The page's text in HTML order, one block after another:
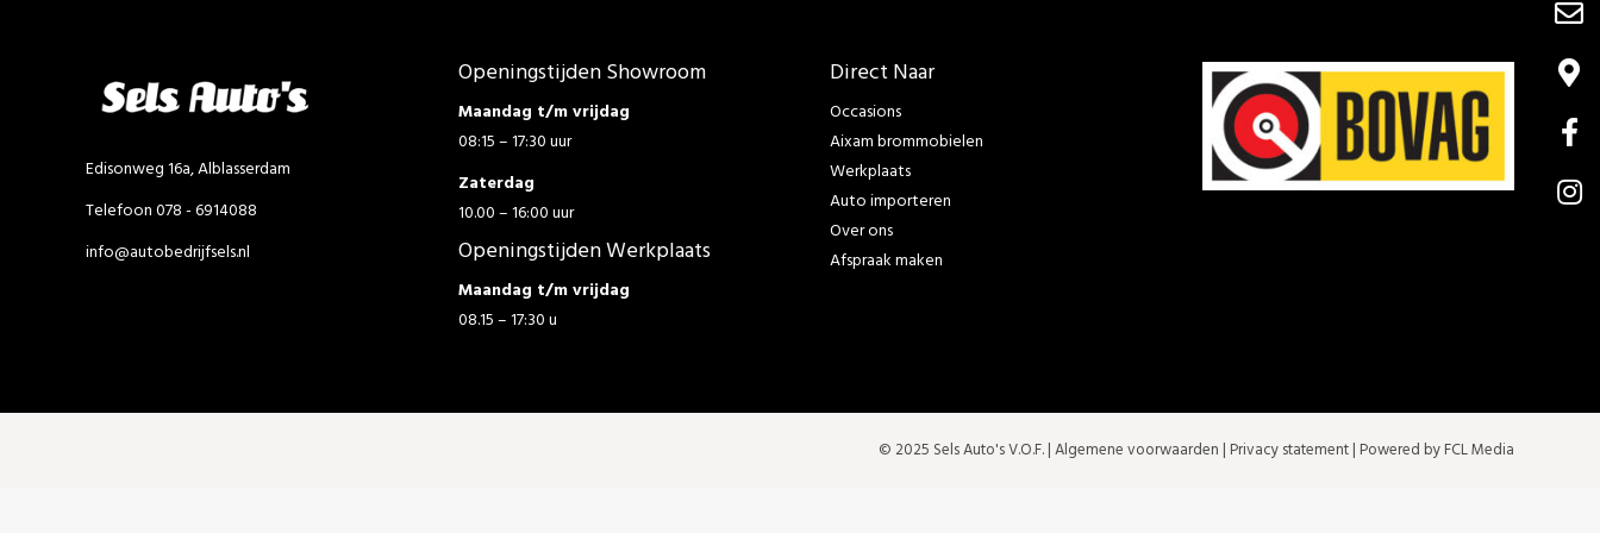
Edisonweg 16a, Alblasserdam
Telefoon 078 - 6914088
info@autobedrijfsels.nl
Openingstijden Showroom
Maandag t/m vrijdag
08:15 – 17:30 uur
Zaterdag
10.00 – 16:00 uur
Openingstijden Werkplaats
Maandag t/m vrijdag
08.15 – 17:30 u
Direct Naar
Occasions
Aixam brommobielen
Werkplaats
Auto importeren
Over ons
Afspraak maken
© 2025 Sels Auto's V.O.F. |Algemene voorwaarden | Privacy statement| Powered by FCL Media